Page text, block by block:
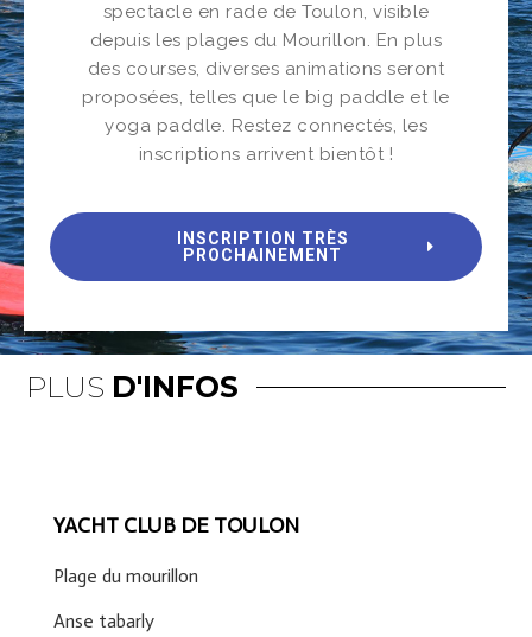
spectacle en rade de Toulon, visible
depuis les plages du Mourillon. En plus
des courses, diverses animations seront
proposées, telles que le big paddle et le
yoga paddle. Restez connectés, les
inscriptions arrivent bientôt !
INSCRIPTION TRÈS
PROCHAINEMENT
PLUS D'INFOS
YACHT CLUB DE TOULON
Plage du mourillon
Anse tabarly